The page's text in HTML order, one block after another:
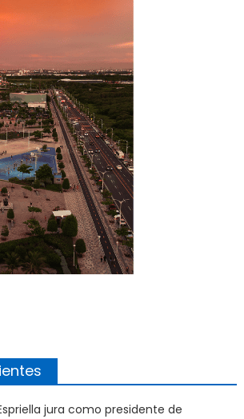
jura como presidente de